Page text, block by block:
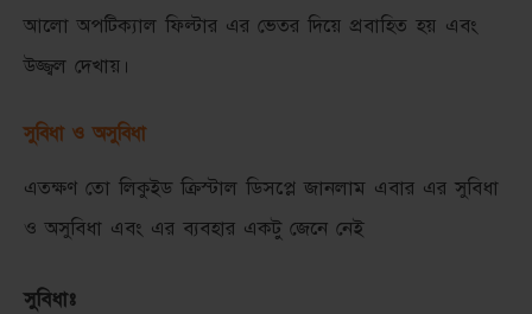
আলো অপটিক্যাল ফিল্টার এর ভেতর দিয়ে প্রবাহিত হয় এবং
উজ্জ্বল দেখায়।
সুবিধা ও অসুবিধা
এতক্ষণ তো লিকুইড ক্রিস্টাল ডিসপ্লে জানলাম এবার এর সুবিধা
ও অসুবিধা এবং এর ব্যবহার একটু জেনে নেই
সুবিধাঃ